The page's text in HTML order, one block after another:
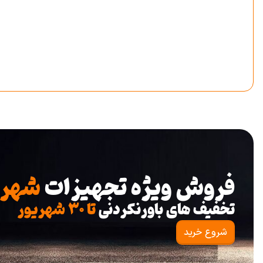
فروش ویژه تجهیزات
تخفیف های باورنکردنیتا ۳۰ شهریور
شروع خرید